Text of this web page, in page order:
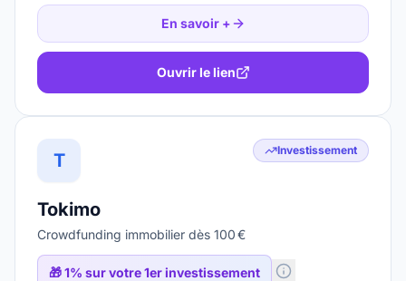
En savoir +
Ouvrir le lien
T Investissement
Tokimo
Crowdfunding immobilier dès 100 €
🎁1% sur votre 1er investissement